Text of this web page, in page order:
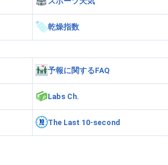
乾燥指数
予報に関するFAQ
Labs Ch.
The Last 10-second